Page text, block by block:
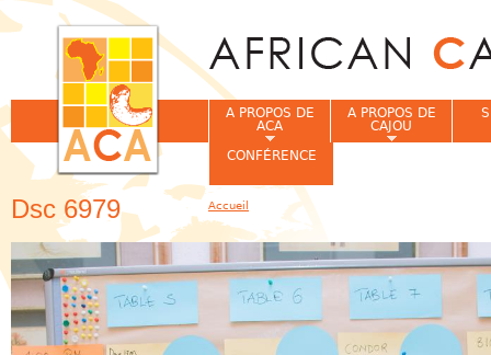
Dsc 6979
A PROPOS DE
ACA
A PROPOS DE
CAJOU
CONFÉRENCE
Vous êtes ici
Accueil